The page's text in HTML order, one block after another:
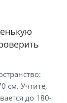
см. Учтите,
до 180-